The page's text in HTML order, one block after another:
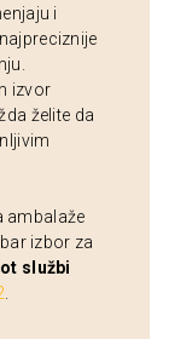
i
izvor
želite da
ambalaže
izbor za
službi